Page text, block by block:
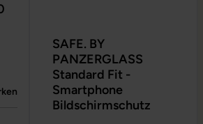
von 0 von 5 Sternen
SAFE. BY
PANZERGLASS
Standard Fit -
Smartphone
Bildschirmschutz